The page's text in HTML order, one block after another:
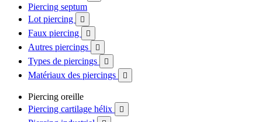
Piercing septum
Lot piercing

Faux piercing 
Autres piercings 
Types de piercings 
Matériaux des piercings 
Piercing oreille
Piercing cartilage hélix
